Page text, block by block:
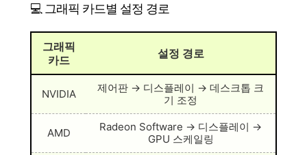
💻 그래픽 카드별 설정 경로
그래픽
카드
설정 경로
NVIDIA
제어판 → 디스플레이 → 데스크톱 크
기 조정
AMD
Radeon Software → 디스플레이 →
GPU 스케일링